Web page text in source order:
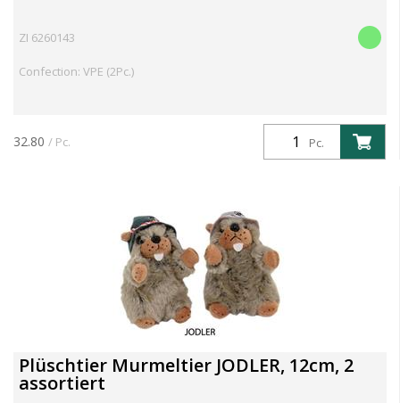
ZI 6260143
Confection: VPE (2Pc.)
Pc.
32.80 / Pc.
Plüschtier Murmeltier JODLER, 12cm, 2
assortiert